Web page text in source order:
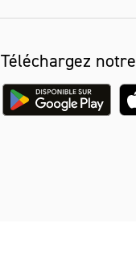
Téléchargez notre